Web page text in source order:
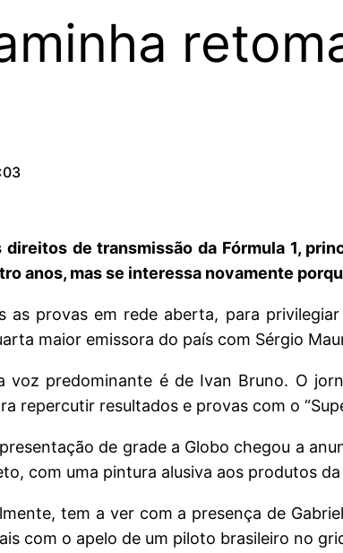
de transmissão da Fórmula 1,
anos, mas se interessa novamente
provas em rede aberta, para
maior emissora do país com Sérgio
voz predominante é de Ivan Bruno. O
repercutir resultados e provas com o
de grade a Globo chegou a
com uma pintura alusiva aos produtos
tem a ver com a presença de
com o apelo de um piloto brasileiro no